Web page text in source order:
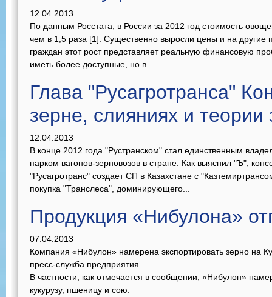
12.04.2013
По данным Росстата, в России за 2012 год стоимость
чем в 1,5 раза [1]. Существенно выросли цены и на другие
граждан этот рост представляет реальную финансовую
иметь более доступные, но в...
Глава "Русагротранса"
зерне, слияниях и теории
12.04.2013
В конце 2012 года "Рустранском" стал единственным
парком вагонов-зерновозов в стране. Как выяснил "Ъ",
"Русагротранс" создает СП в Казахстане с
покупка "Транслеса", доминирующего...
Продукция «Нибулона»
07.04.2013
Компания «Нибулон» намерена экспортировать зерно на
пресс-служба предприятия.
В частности, как отмечается в сообщении, «Нибулон»
кукурузу, пшеницу и сою.